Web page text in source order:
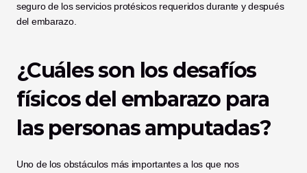
seguro de los servicios protésicos requeridos durante y después
del embarazo.
¿Cuáles son los desafíos
físicos del embarazo para
las personas amputadas?
Uno de los obstáculos más importantes a los que nos